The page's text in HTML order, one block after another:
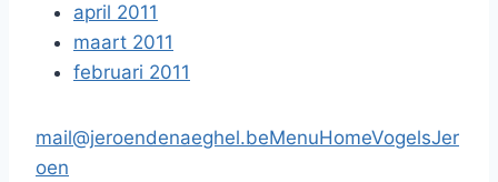
april 2011
maart 2011
februari 2011
mail@jeroendenaeghel.beMenuHomeVogelsJer
oen